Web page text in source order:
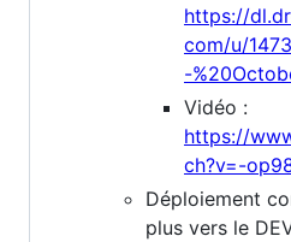
https://
com/u/
-
Vidéo :
https://
ch?v=-
Déploiement
plus vers le